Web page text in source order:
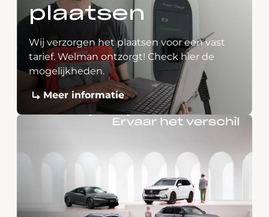
plaatsen
Wij verzorgen het plaatsen voor een vast
tarief. Welman ontzorgt! Check hier de
mogelijkheden.
Meer informatie